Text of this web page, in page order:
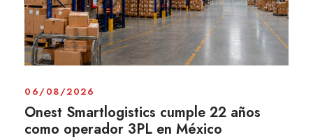
06/08/2026
Onest Smartlogistics cumple 22 años
como operador 3PL en México